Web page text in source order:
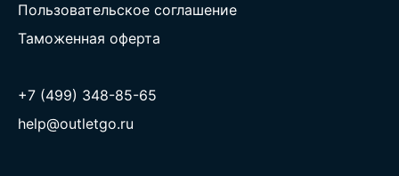
Пользовательское соглашение
Таможенная оферта
+7 (499) 348-85-65
help@outletgo.ru